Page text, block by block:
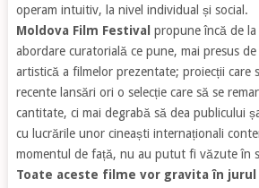
operam intuitiv, la nivel individual și social.
Moldova Film Festival propune încă de
abordare curatorială ce pune, mai presus
artistică a filmelor prezentate; proiecții care
recente lansări ori o selecție care să se
cantitate, ci mai degrabă să dea publicului
cu lucrările unor cineaști internaționali
momentul de față, nu au putut fi văzute în
Toate aceste filme vor gravita în